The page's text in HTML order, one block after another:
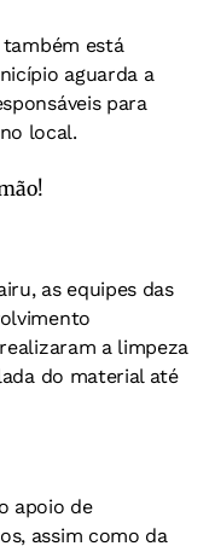
também está
aguarda a
para
local.
as equipes das
a limpeza
do material até
apoio de
assim como da